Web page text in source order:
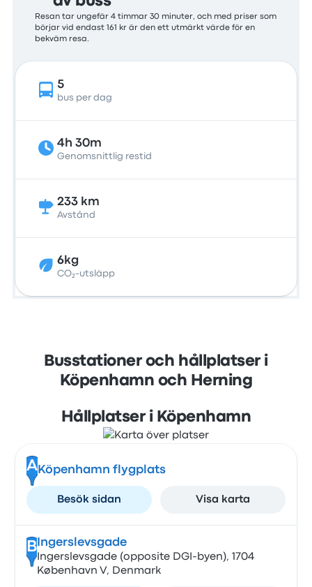
Resan tar ungefär 4 timmar 30 minuter, och med priser som
börjar vid endast 161 kr är den ett utmärkt värde för en
bekväm resa.
5
bus per dag
4h 30m
Genomsnittlig restid
233 km
Avstånd
6kg
CO₂-utsläpp
Busstationer och hållplatser i
Köpenhamn och Herning
Hållplatser i Köpenhamn
AKöpenhamn flygplats
Besök sidan Visa karta
B Ingerslevsgade
Ingerslevsgade (opposite DGI-byen), 1704
København V, Denmark